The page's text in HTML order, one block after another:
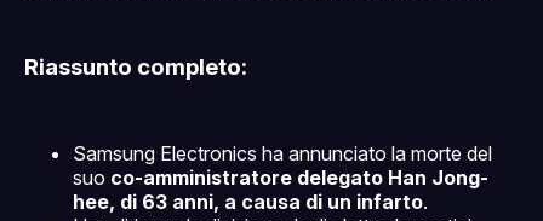
Riassunto completo:
Samsung Electronics ha annunciato la morte del
suo co-amministratore delegato Han Jong-
hee, di 63 anni, a causa di un infarto.